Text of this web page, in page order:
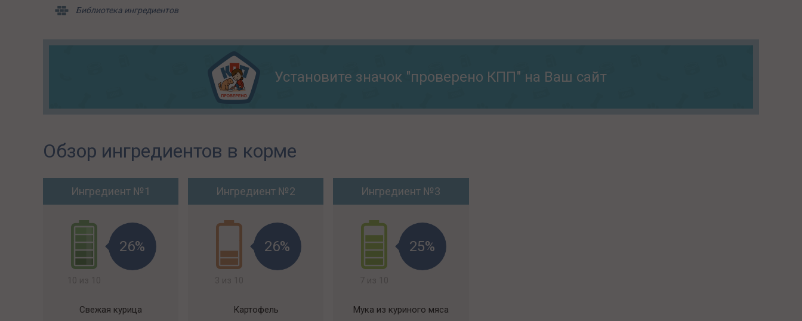
Библиотека ингредиентов
Установите значок "проверено КПП" на Ваш сайт
Обзор ингредиентов в корме
Ингредиент №1
26%
Свежая курица
Ингредиент №2
26%
Картофель
Ингредиент №3
25%
Мука из куриного мяса